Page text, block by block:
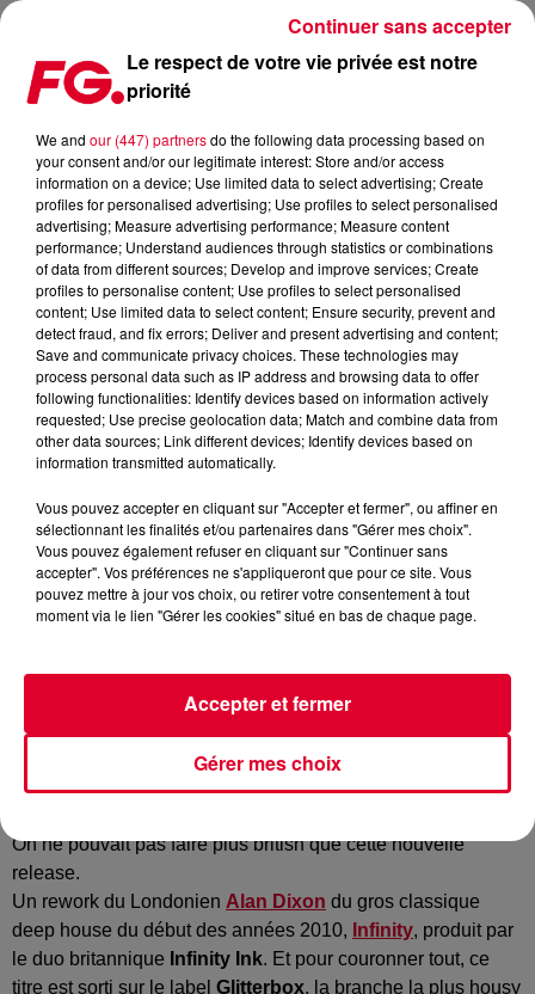
ALAN DIXON REVISITE L'HYMNE CLUB INFINITY
Publié : 2 avril 2025 à 18h42 par Jean-Baptiste BLANDIN
Alan Dixon
Crédit :Instagram : @Alan Dixon
Alan Dixon vient de sortir un superbe rework du titre
On ne pouvait pas faire plus british que cette nouvelle
release.
Un rework du Londonien Alan Dixon du gros classique
deep house du début des années 2010, Infinity, produit par
le duo britannique Infinity Ink. Et pour couronner tout, ce
titre est sorti sur le label Glitterbox, la branche la plus housy
Le respect de votre vie privée est notre
priorité
We and our (447) partnersdo the following data processing based on
your consent and/or our legitimate interest: Store and/or access
information on a device; Use limited data to select advertising; Create
profiles for personalised advertising; Use profiles to select personalised
advertising; Measure advertising performance; Measure content
performance; Understand audiences through statistics or combinations
of data from different sources; Develop and improve services; Create
profiles to personalise content; Use profiles to select personalised
content; Use limited data to select content; Ensure security, prevent and
detect fraud, and fix errors; Deliver and present advertising and content;
Save and communicate privacy choices. These technologies may
process personal data such as IP address and browsing data to offer
following functionalities: Identify devices based on information actively
requested; Use precise geolocation data; Match and combine data from
other data sources; Link different devices; Identify devices based on
information transmitted automatically.
Vous pouvez accepter en cliquant sur "Accepter et fermer", ou affiner en
sélectionnant les finalités et/ou partenaires dans "Gérer mes choix".
Vous pouvez également refuser en cliquant sur "Continuer sans
accepter". Vos préférences ne s'appliqueront que pour ce site. Vous
pouvez mettre à jour vos choix, ou retirer votre consentement à tout
moment via le lien "Gérer les cookies" situé en bas de chaque page.
Gérer mes choix
Accepter et fermer
Continuer sans accepter